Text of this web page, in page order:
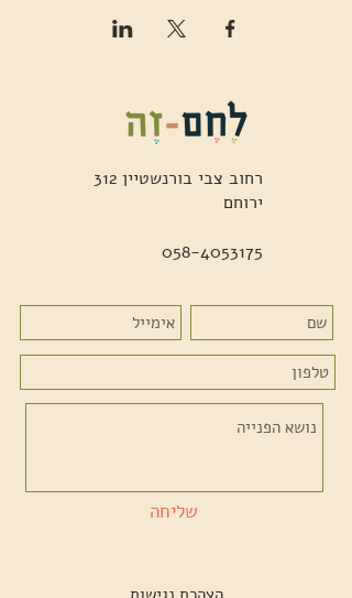
רחוב צבי בורנשטיין 312
ירוחם
058-4053175
שליחה